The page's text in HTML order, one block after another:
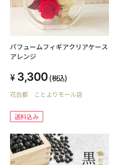
パフュームフィギアクリアケース
アレンジ
3,300 (税込)
花古都 ことよりモール店
送料込み